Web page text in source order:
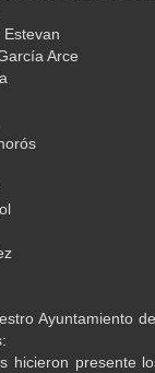
Arce
Ayuntamiento
hicieron presente